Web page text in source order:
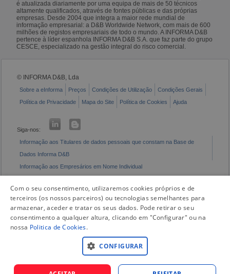
é atualizada diariamente por uma equipa de mais de 50 técnicos
altamente qualificados, através de fontes públicas e das próprias
empresas. Desde 2004 que integra a maior rede mundial de
informação empresarial: a D&B Worldwide Network, com mais de 600
milhões de registos empresariais de todo o mundo. A INFORMA D&B
pertence à líder espanhola INFORMA D&B S.A. que faz parte do grupo
CESCE, especializado na gestão integral do risco comercial.
© INFORMA D&B, Lda
Sobre a eInforma Preços Condições de Utilização
Condições Gerais
Política de Privacidade
Mapa do Site Política de Cookies Ajuda
Siga-nos:
Informação aos Titulares de dados pessoais que constam na Base de
Dados Informa D&B
Informação aos Empresários em Nome Individual
Com o seu consentimento, utilizaremos cookies próprios e de
terceiros (os nossos parceiros) ou tecnologias semelhantes para
armazenar, aceder e tratar os seus dados. Pode retirar o seu
consentimento a qualquer altura, clicando em "Configurar" ou na
nossa Politica de Cookies.
CONFIGURAR